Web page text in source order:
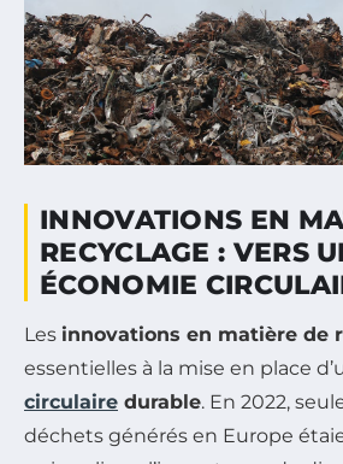
INNOVATIONS EN
RECYCLAGE : VERS
ÉCONOMIE
Les innovations en matière de
essentielles à la mise en place
circulaire durable. En 2022,
déchets générés en Europe